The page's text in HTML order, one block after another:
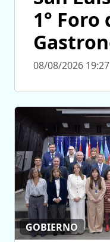
1°
08/08/2026 19:27
GOBIERNO